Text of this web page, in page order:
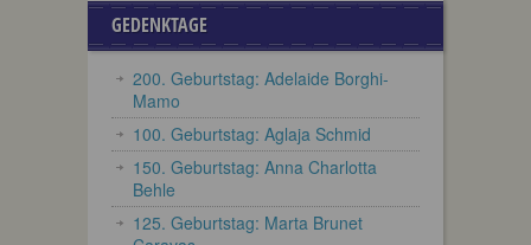
GEDENKTAGE
200. Geburtstag: Adelaide Borghi-
Mamo
100. Geburtstag: Aglaja Schmid
150. Geburtstag: Anna Charlotta
Behle
125. Geburtstag: Marta Brunet